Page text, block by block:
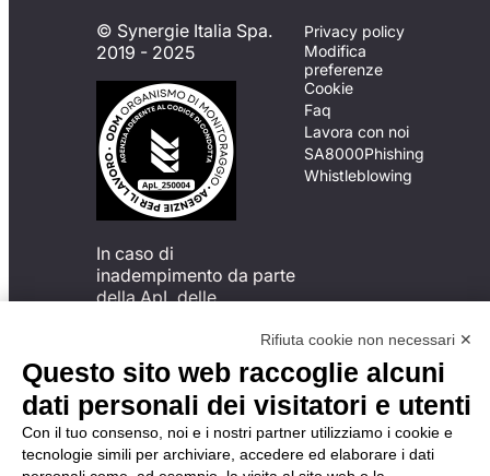
© Synergie Italia Spa.
2019 - 2025
In caso di
inadempimento da parte
della ApL delle
del Codice di Condotta, è
possibile presentare un
reclamo
all’Organismo di
Monitoraggio utilizzando
una delle modalità
descritte al seguente
Privacy policy
Modifica
preferenze
Cookie
Faq
Lavora con noi
SA8000Phishing
Whistleblowing
Rifiuta cookie non necessari ✕
Questo sito web raccoglie alcuni
dati personali dei visitatori e utenti
Con il tuo consenso, noi e i nostri partner utilizziamo i cookie e
tecnologie simili per archiviare, accedere ed elaborare i dati